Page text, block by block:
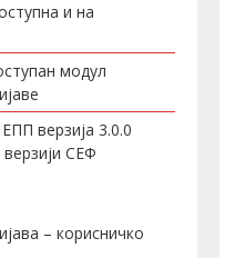
и на
модул
верзија 3.0.0
СЕФ
– корисничко